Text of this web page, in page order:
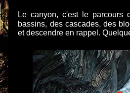
Le canyon, c'est le
bassins, des cascades, des
et descendre en rappel.